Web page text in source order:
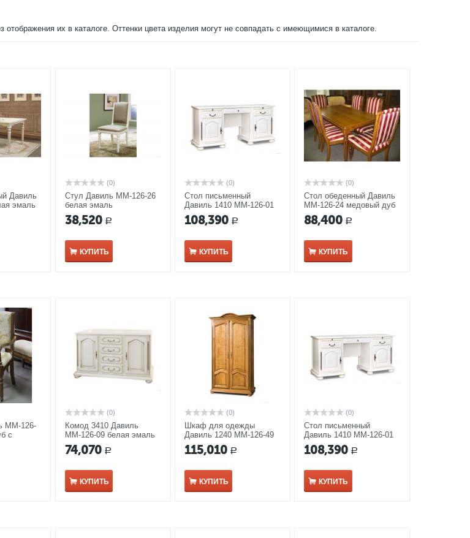
50П с доставкой на дом.
отображения их в каталоге. Оттенки цвета изделия могут не совпадать с имеющимися в каталоге.
Давиль
эмаль
(0)
Стул Давиль ММ-126-26
белая эмаль
38,520 Р
КУПИТЬ
(0)
Стол письменный
Давиль 1410 ММ-126-01
белая эмаль
108,390 Р
КУПИТЬ
(0)
Стол обеденный Давиль
ММ-126-24 медовый дуб
с золотой патиной
88,400 Р
КУПИТЬ
ММ-126-
с
(0)
Комод 3410 Давиль
ММ-126-09 белая эмаль
74,070 Р
КУПИТЬ
(0)
Шкаф для одежды
Давиль 1240 ММ-126-49
медовый дуб с золотой
патиной
115,010 Р
КУПИТЬ
(0)
Стол письменный
Давиль 1410 ММ-126-01
белая эмаль с золотой
патиной
108,390 Р
КУПИТЬ